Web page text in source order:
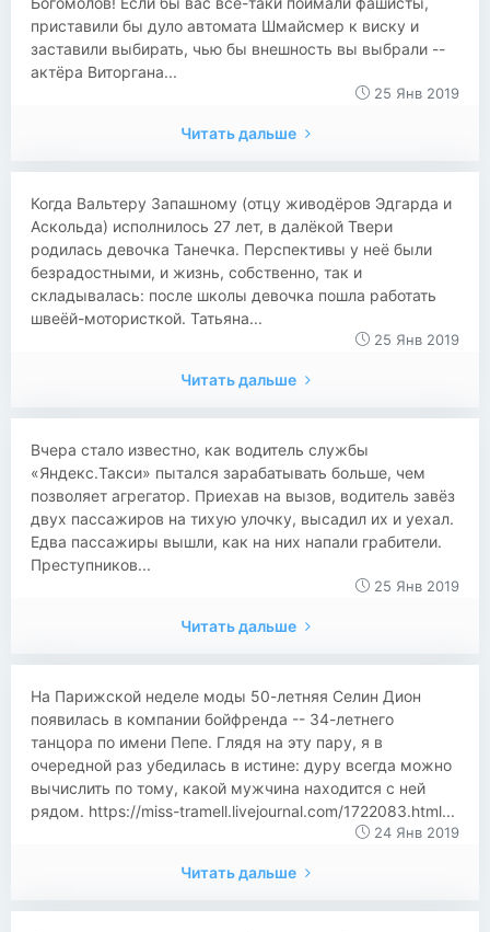
приставили бы дуло автомата Шмайсмер к виску и
заставили выбирать, чью бы внешность вы выбрали --
актёра Виторгана...
25 Янв 2019
Читать дальше
Когда Вальтеру Запашному (отцу живодёров Эдгарда и
Аскольда) исполнилось 27 лет, в далёкой Твери
родилась девочка Танечка. Перспективы у неё были
безрадостными, и жизнь, собственно, так и
складывалась: после школы девочка пошла работать
швеёй-мотористкой. Татьяна...
25 Янв 2019
Читать дальше
​​Вчера стало известно, как водитель службы
«Яндекс.Такси» пытался зарабатывать больше, чем
позволяет агрегатор. Приехав на вызов, водитель завёз
двух пассажиров на тихую улочку, высадил их и уехал.
Едва пассажиры вышли, как на них напали грабители.
Преступников...
25 Янв 2019
Читать дальше
На Парижской неделе моды 50-летняя Селин Дион
появилась в компании бойфренда -- 34-летнего
танцора по имени Пепе. Глядя на эту пару, я в
очередной раз убедилась в истине: дуру всегда можно
вычислить по тому, какой мужчина находится с ней
рядом. https://miss-tramell.livejournal.com/1722083.html...
24 Янв 2019
Читать дальше